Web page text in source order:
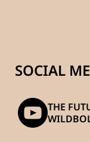
SOCIAL
THE